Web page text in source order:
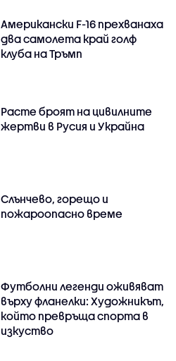
Американски F-16 прехванаха
два самолета край голф
клуба на Тръмп
Расте броят на цивилните
жертви в Русия и Украйна
Слънчево, горещо и
пожароопасно време
Футболни легенди оживяват
върху фланелки: Художникът,
който превръща спорта в
изкуство